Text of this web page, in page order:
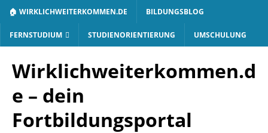
🏠 WIRKLICHWEITERKOMMEN.DE BILDUNGSBLOG
FERNSTUDIUM STUDIENORIENTIERUNG UMSCHULUNG
Wirklichweiterkommen.d
e – dein
Fortbildungsportal